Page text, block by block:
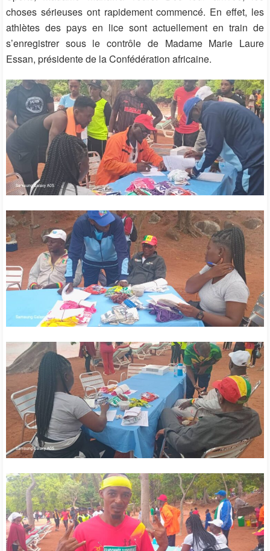
choses sérieuses ont rapidement commencé. En effet, les
athlètes des pays en lice sont actuellement en train de
s’enregistrer sous le contrôle de Madame Marie Laure
Essan, présidente de la Confédération africaine.